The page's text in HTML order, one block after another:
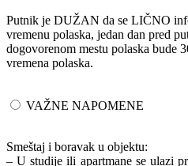
Putnik je DUŽAN da se LIČNO
vremenu polaska, jedan dan pred
dogovorenom mestu polaska bude
vremena polaska.
VAŽNE NAPOMENE
Smeštaj i boravak u objektu:
– U studije ili apartmane se ulazi